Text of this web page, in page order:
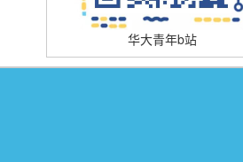
华大青年b站